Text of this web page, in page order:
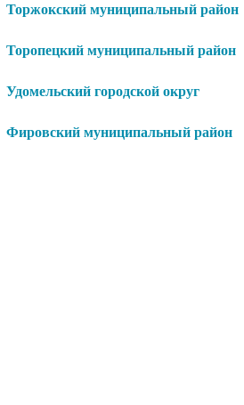
Торжокский муниципальный район
Торопецкий муниципальный район
Удомельский городской округ
Фировский муниципальный район